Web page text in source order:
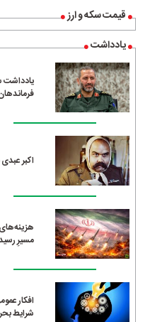
قیمت سکه و ارز
یادداشت
یادداشت
اکبر
مسیرِ
افکار
شرایط